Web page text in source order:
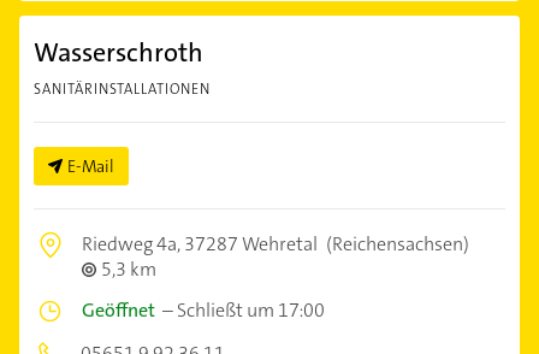
Wasserschroth
SANITÄRINSTALLATIONEN
E-Mail
Riedweg 4a,37287 Wehretal (Reichensachsen)
5,3 km
Geöffnet –Schließt um 17:00